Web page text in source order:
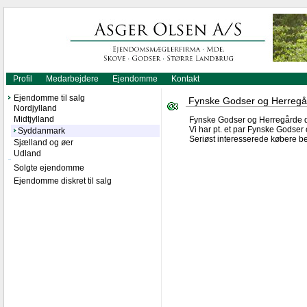
Profil Medarbejdere Ejendomme
Kontakt
Ejendomme til salg
Nordjylland
Midtjylland
Syddanmark
Sjælland og øer
Udland
Solgte ejendomme
Ejendomme diskret til salg
Fynske Godser og
Fynske Godser og Herregårde
Vi har pt. et par Fynske
Seriøst interesserede købere